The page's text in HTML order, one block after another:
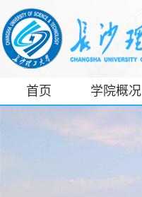
首页 学院概况
工信部专精特